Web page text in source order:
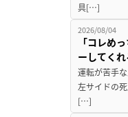
具[…]
2026/08/04
「コレめ
ーしてく
運転が苦手
左サイドの
[…]